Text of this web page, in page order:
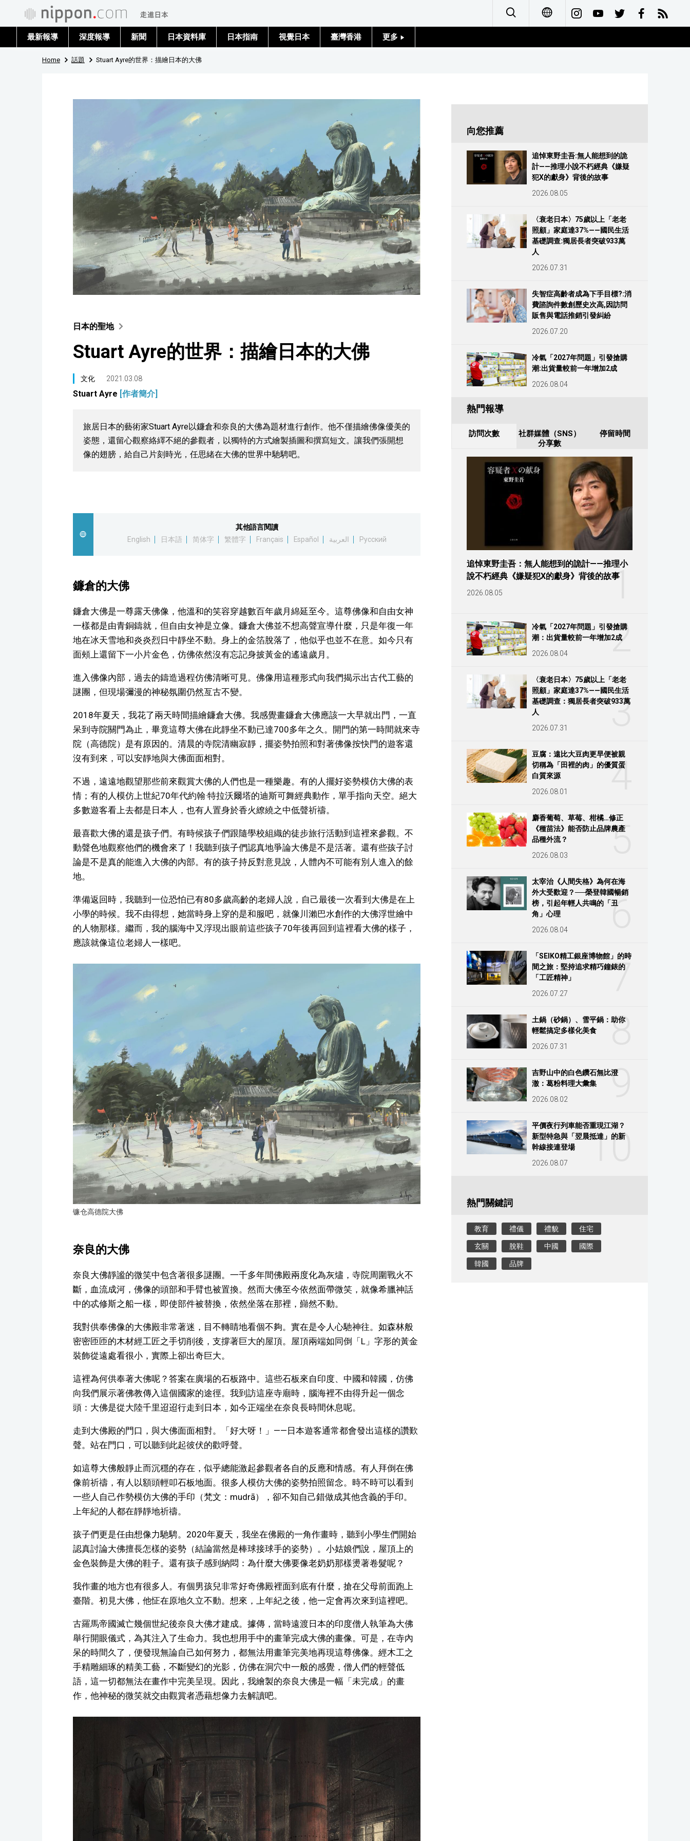
العربية
Русский
最新報導 深度報導 新聞 日本資料庫 日本指南 視覺日本 臺灣香港 更多
財經
文化
科學技術
生活
運動
東京
Home 話題 Stuart Ayre的世界：描繪日本的大佛
日本的聖地
Stuart Ayre的世界：描繪日本的大佛
文化 2021.03.08
Stuart Ayre [作者簡介]
旅居日本的藝術家Stuart Ayre以鐮倉和奈良的大佛為題材進行創作。他不僅描繪佛像優美的
姿態，還留心觀察絡繹不絕的參觀者，以獨特的方式繪製插圖和撰寫短文。讓我們張開想
像的翅膀，給自己片刻時光，任思緒在大佛的世界中馳騁吧。
其他語言閱讀
English
日本語 简体字 繁體字 Français Español العربية Русский
鐮倉的大佛
鐮倉大佛是一尊露天佛像，他溫和的笑容穿越數百年歲月綿延至今。這尊佛像和自由女神
一樣都是由青銅鑄就，但自由女神是立像。鐮倉大佛並不想高聲宣導什麼，只是年復一年
地在冰天雪地和炎炎烈日中靜坐不動。身上的金箔脫落了，他似乎也並不在意。如今只有
面頰上還留下一小片金色，仿佛依然沒有忘記身披黃金的遙遠歲月。
進入佛像內部，過去的鑄造過程仿佛清晰可見。佛像用這種形式向我們揭示出古代工藝的
謎團，但現場彌漫的神秘氛圍仍然亙古不變。
2018年夏天，我花了兩天時間描繪鐮倉大佛。我感覺畫鐮倉大佛應該一大早就出門，一直
呆到寺院關門為止，畢竟這尊大佛在此靜坐不動已達700多年之久。開門的第一時間就來寺
院（高德院）是有原因的。清晨的寺院清幽寂靜，擺姿勢拍照和對著佛像按快門的遊客還
沒有到來，可以安靜地與大佛面面相對。
不過，遠遠地觀望那些前來觀賞大佛的人們也是一種樂趣。有的人擺好姿勢模仿大佛的表
情；有的人模仿上世紀70年代約翰·特拉沃爾塔的迪斯可舞經典動作，單手指向天空。絕大
多數遊客看上去都是日本人，也有人置身於香火繚繞之中低聲祈禱。
最喜歡大佛的還是孩子們。有時候孩子們跟隨學校組織的徒步旅行活動到這裡來參觀。不
動聲色地觀察他們的機會來了！我聽到孩子們認真地爭論大佛是不是活著。還有些孩子討
論是不是真的能進入大佛的內部。有的孩子持反對意見說，人體內不可能有別人進入的餘
地。
準備返回時，我聽到一位恐怕已有80多歲高齡的老婦人說，自己最後一次看到大佛是在上
小學的時候。我不由得想，她當時身上穿的是和服吧，就像川瀨巴水創作的大佛浮世繪中
的人物那樣。繼而，我的腦海中又浮現出眼前這些孩子70年後再回到這裡看大佛的樣子，
應該就像這位老婦人一樣吧。
镰仓高德院大佛
奈良的大佛
奈良大佛靜謐的微笑中包含著很多謎團。一千多年間佛殿兩度化為灰燼，寺院周圍戰火不
斷，血流成河，佛像的頭部和手臂也被置換。然而大佛至今依然面帶微笑，就像希臘神話
中的忒修斯之船一樣，即使部件被替換，依然坐落在那裡，巋然不動。
我對供奉佛像的大佛殿非常著迷，目不轉睛地看個不夠。實在是令人心馳神往。如森林般
密密匝匝的木材經工匠之手切削後，支撐著巨大的屋頂。屋頂兩端如同倒「L」字形的黃金
裝飾從遠處看很小，實際上卻出奇巨大。
這裡為何供奉著大佛呢？答案在廣場的石板路中。這些石板來自印度、中國和韓國，仿佛
向我們展示著佛教傳入這個國家的途徑。我到訪這座寺廟時，腦海裡不由得升起一個念
頭：大佛是從大陸千里迢迢行走到日本，如今正端坐在奈良長時間休息呢。
走到大佛殿的門口，與大佛面面相對。「好大呀！」——日本遊客通常都會發出這樣的讚歎
聲。站在門口，可以聽到此起彼伏的歡呼聲。
如這尊大佛般靜止而沉穩的存在，似乎總能激起參觀者各自的反應和情感。有人拜倒在佛
像前祈禱，有人以額頭輕叩石板地面。很多人模仿大佛的姿勢拍照留念。時不時可以看到
一些人自己作勢模仿大佛的手印（梵文：mudrā），卻不知自己錯做成其他含義的手印。
上年紀的人都在靜靜地祈禱。
孩子們更是任由想像力馳騁。2020年夏天，我坐在佛殿的一角作畫時，聽到小學生們開始
認真討論大佛擅長怎樣的姿勢（結論當然是棒球接球手的姿勢）。小姑娘們說，屋頂上的
金色裝飾是大佛的鞋子。還有孩子感到納悶：為什麼大佛要像老奶奶那樣燙著卷髮呢？
我作畫的地方也有很多人。有個男孩兒非常好奇佛殿裡面到底有什麼，搶在父母前面跑上
臺階。初見大佛，他怔在原地久立不動。想來，上年紀之後，他一定會再次來到這裡吧。
古羅馬帝國滅亡幾個世紀後奈良大佛才建成。據傳，當時遠渡日本的印度僧人執筆為大佛
舉行開眼儀式，為其注入了生命力。我也想用手中的畫筆完成大佛的畫像。可是，在寺內
呆的時間久了，便發現無論自己如何努力，都無法用畫筆完美地再現這尊佛像。經木工之
手精雕細琢的精美工藝，不斷變幻的光影，仿佛在洞穴中一般的感覺，僧人們的輕聲低
語，這一切都無法在畫作中完美呈現。因此，我繪製的奈良大佛是一幅「未完成」的畫
作，他神秘的微笑就交由觀賞者憑藉想像力去解讀吧。
向您推薦
追悼東野圭吾:無人能想到的詭
計——推理小說不朽經典《嫌疑
犯X的獻身》背後的故事
2026.08.05
〈衰老日本〉75歲以上「老老
照顧」家庭達37%——國民生活
基礎調查:獨居長者突破933萬
人
2026.07.31
失智症高齡者成為下手目標?:消
費諮詢件數創歷史次高,因訪問
販售與電話推銷引發糾紛
2026.07.20
冷氣「2027年問題」引發搶購
潮:出貨量較前一年增加2成
2026.08.04
熱門報導
訪問次數
社群媒體（SNS）
分享數
停留時間
1
追悼東野圭吾：無人能想到的詭計——推理小
說不朽經典《嫌疑犯X的獻身》背後的故事
2026.08.05
2
冷氣「2027年問題」引發搶購
潮：出貨量較前一年增加2成
2026.08.04
3
〈衰老日本〉75歲以上「老老
照顧」家庭達37%——國民生活
基礎調查：獨居長者突破933萬
人
2026.07.31
4
豆腐：遠比大豆肉更早便被親
切稱為「田裡的肉」的優質蛋
白質來源
2026.08.01
5
麝香葡萄、草莓、柑橘…修正
《種苗法》能否防止品牌農產
品種外流？
2026.08.03
6
太宰治《人間失格》為何在海
外大受歡迎？──榮登韓國暢銷
榜，引起年輕人共鳴的「丑
角」心理
2026.08.04
7
「SEIKO精工銀座博物館」的時
間之旅：堅持追求精巧鐘錶的
「工匠精神」
2026.07.27
8
土鍋（砂鍋）、雪平鍋：助你
輕鬆搞定多樣化美食
2026.07.31
9
吉野山中的白色鑽石無比澄
澈：葛粉料理大彙集
2026.08.02
10
平價夜行列車能否重現江湖？
新型特急與「翌晨抵達」的新
幹線接連登場
2026.08.07
熱門關鍵詞
教育 禮儀 禮貌 住宅
玄關 脫鞋 中國 國際
韓國 品牌